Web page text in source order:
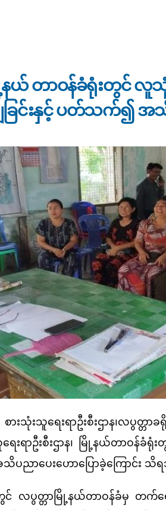
မြို့မဈေးအတွင်းရှိ စားသုံးဆီလက်လီဆိုင်များအား ရည်ညွှန်
ယ် တာဝန်ခံရုံးတွင် လူသုံ
ချခြင်းနှင့် ပတ်သက်၍
းရာဦးစီးဌာန၊လပွတ္တာခရိုင်
းရာဦးစီးဌာန၊ မြို့နယ်တာဝန်ခံရုံ
ပညာပေးဟောပြောခဲ့ကြောင်း သိ
တ္တာမြို့နယ်တာဝန်ခံမှ တက်ရော